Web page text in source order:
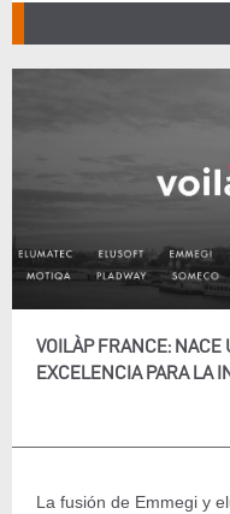
VOILÀP FRANCE: NACE
EXCELENCIA PARA LA
La fusión de Emmegi y